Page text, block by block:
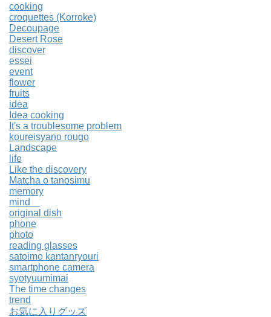
cooking
croquettes (Korroke)
Decoupage
Desert Rose
discover
essei
event
flower
fruits
idea
Idea cooking
It's a troublesome problem
koureisyano rougo
Landscape
life
Like the discovery
Matcha o tanosimu
memory
mind
original dish
phone
photo
reading glasses
satoimo kantanryouri
smartphone camera
syotyuumimai
The time changes
trend
お気に入りグッズ